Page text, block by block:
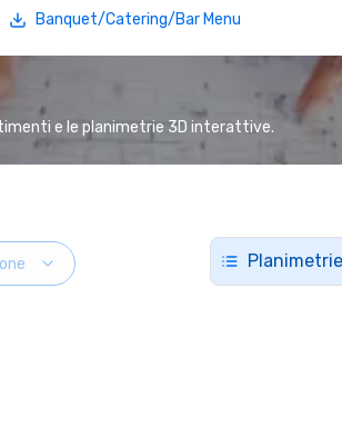
Banquet/Catering/Bar Menu
e le planimetrie 3D interattive.